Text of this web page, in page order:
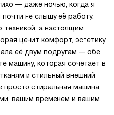
— даже ночью, когда я
не слышу её работу.
техникой, а настоящим
ценит комфорт, эстетику
её двум подругам — обе
машину, которая сочетает в
и стильный внешний
стиральная машина.
вашим временем и вашим